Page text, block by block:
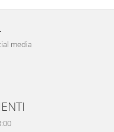
media